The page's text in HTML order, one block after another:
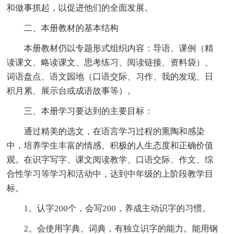
和做事抓起，以促进他们的全面发展。
二、本册教材的基本结构
本册教材仍以专题形式组织内容：导语、课例（精
读课文、略读课文、思考练习、阅读链接、资料袋）、
词语盘点、语文园地（口语交际、习作、我的发现、日
积月累、展示台或成语故事等）。
三、本册学习要达到的主要目标：
通过精美的选文，在语言学习过程的熏陶和感染
中，培养学生丰富的情感、积极的人生态度和正确价值
观。在识字写字、课文阅读教学、口语交际、作文、综
合性学习等学习和活动中，达到中年级的上阶段教学目
标。
1。认字200个，会写200，养成主动识字的习惯。
2。会使用字典、词典，有独立识字的能力。能用钢